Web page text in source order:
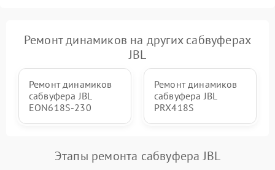
Неисправность системы
1000 ₽
Ремонт динамиков на других сабвуферах
JBL
Ремонт динамиков
сабвуфера JBL
EON618S-230
Ремонт динамиков
сабвуфера JBL
PRX418S
Этапы ремонта сабвуфера JBL